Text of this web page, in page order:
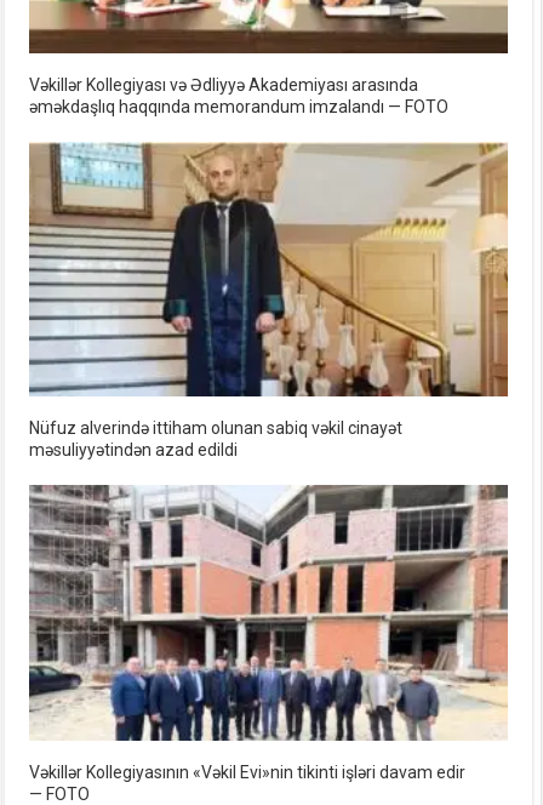
Vəkillər Kollegiyası və Ədliyyə Akademiyası arasında
əməkdaşlıq haqqında memorandum imzalandı — FOTO
Nüfuz alverində ittiham olunan sabiq vəkil cinayət
məsuliyyətindən azad edildi
Vəkillər Kollegiyasının «Vəkil Evi»nin tikinti işləri davam edir
— FOTO